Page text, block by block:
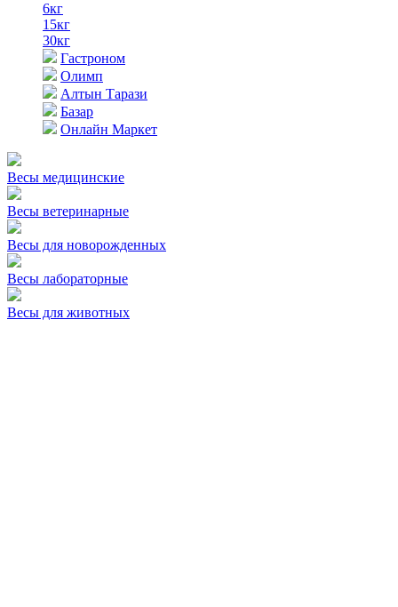
6кг
15кг
30кг
Гастроном
Олимп
Алтын Тарази
Базар
Онлайн Маркет
Весы медицинские
Весы ветеринарные
Весы для новорожденных
Весы лабораторные
Весы для животных